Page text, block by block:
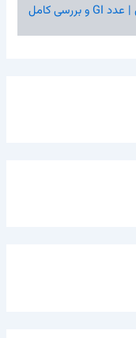
شاخص گلیسمی نان خمیر ترش | عدد GI و بررسی کامل